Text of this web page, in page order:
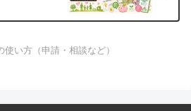
使い方（申請・相談など）